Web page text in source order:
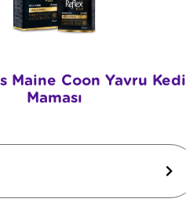
Maine Coon Yavru Kedi
Maması